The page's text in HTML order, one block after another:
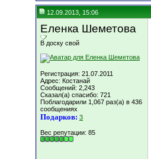
12.09.2013, 15:06
Еленка Шеметова
В доску свой
Регистрация: 21.07.2011
Адрес: Костанай
Сообщений: 2,243
Сказал(а) спасибо: 721
Поблагодарили 1,067 раз(а) в 436
сообщениях
Подарков: 3
Вес репутации: 85